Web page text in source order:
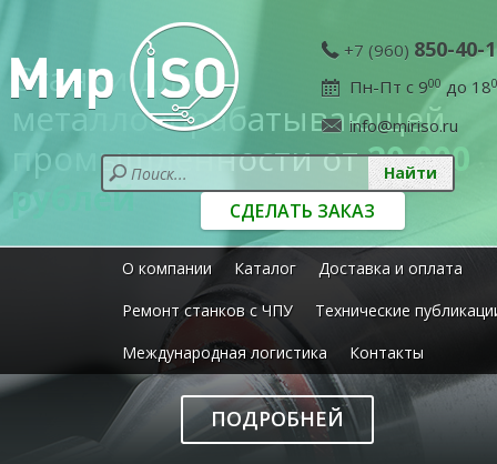
+7 (960) 850-40-
Пн-Пт с 900до 18
info@miriso.ru
СДЕЛАТЬ ЗАКАЗ
О компании Каталог
Доставка и оплата
Ремонт станков с ЧПУ
Технические
Международная логистика
Контакты
Станки для
металлообрабатывающей
промышленности от20 000
рублей
ПОДРОБНЕЙ